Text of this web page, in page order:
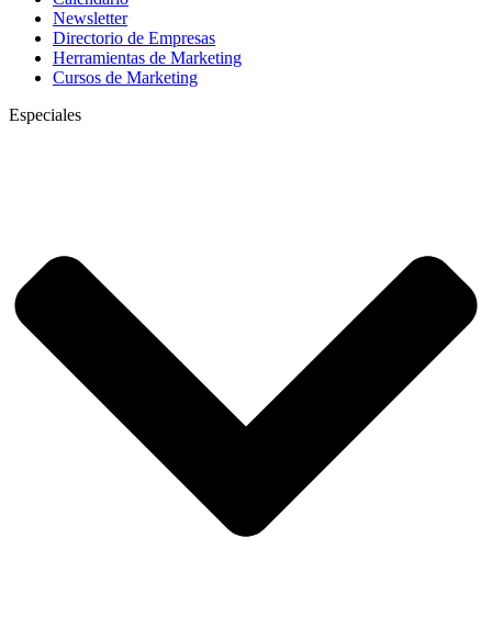
Newsletter
Directorio de Empresas
Herramientas de Marketing
Cursos de Marketing
Especiales